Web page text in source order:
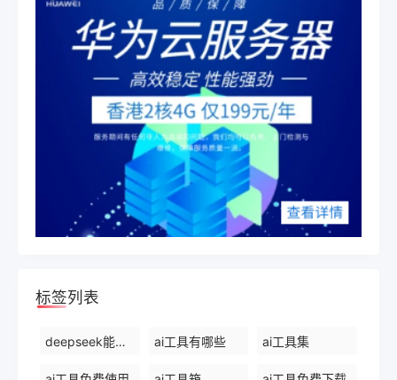
标签列表
deepseek能干什么 ai工具有哪些 ai工具集